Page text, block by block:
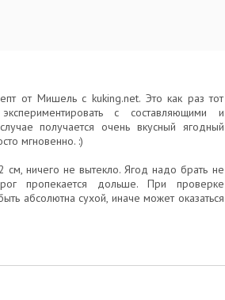
от Мишель с kuking.net. Это как раз тот
с составляющими и
получается очень вкусный ягодный
мгновенно. :)
ничего не вытекло. Ягод надо брать не
пропекается дольше. При проверке
абсолютна сухой, иначе может оказаться